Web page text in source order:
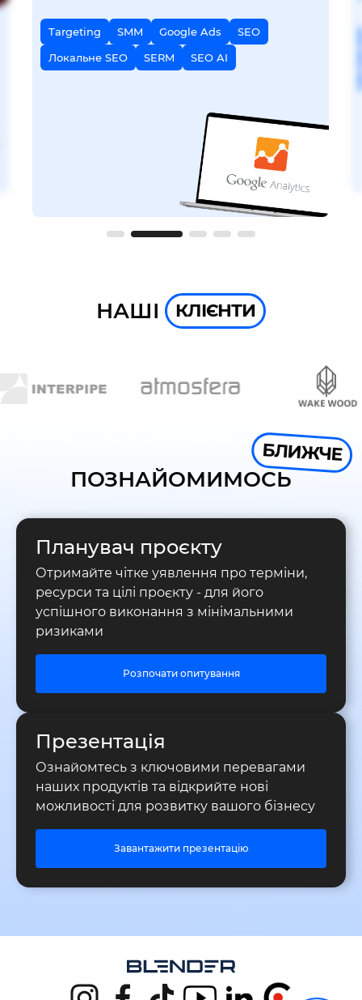
Targeting SMM Google Ads
SEO
Локальне SEO
SERM SEO AI
НАШІ КЛІЄНТИ
ПОЗНАЙОМИМОСЬ
БЛИЖЧЕ
Планувач проєкту
Отримайте чітке уявлення про терміни,
ресурси та цілі проєкту - для його
успішного виконання з мінімальними
ризиками
Розпочати опитування
Презентація
Ознайомтесь з ключовими перевагами
наших продуктів та відкрийте нові
можливості для розвитку вашого бізнесу
Завантажити презентацію